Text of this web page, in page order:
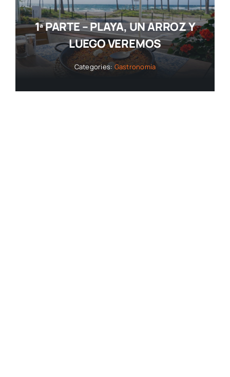
1ª PARTE – PLAYA, UN ARROZ Y
LUEGO VEREMOS
Categories: Gastronomía